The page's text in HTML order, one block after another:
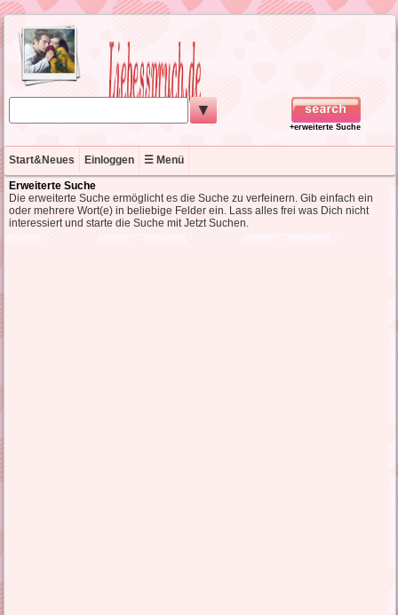
▼
+erweiterte Suche
Start&Neues Einloggen ☰ Menü
Erweiterte Suche
Die erweiterte Suche ermöglicht es die Suche zu verfeinern. Gib einfach ein
oder mehrere Wort(e) in beliebige Felder ein. Lass alles frei was Dich nicht
interessiert und starte die Suche mit Jetzt Suchen.